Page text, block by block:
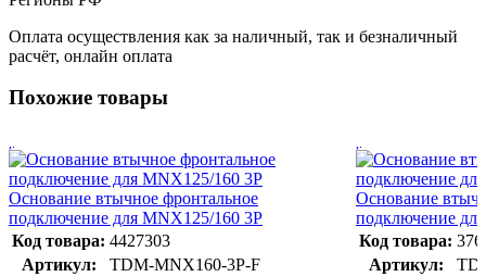
Оплата осуществления как за наличный, так и безналичный
расчёт, онлайн оплата
Похожие товары
Основание втычное фронтальное
подключение для MNX125/160 3P
Код товара: 4427303
Артикул:
TDM-MNX160-3P-F
Основание
подключение
Код товара:
Артикул: